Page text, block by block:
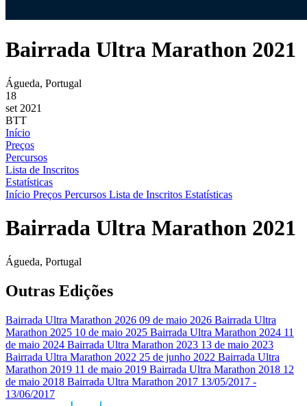
Bairrada Ultra Marathon 2021
Águeda, Portugal
18
set 2021
BTT
Início
Preços
Percursos
Lista de Inscritos
Estatísticas
Início Preços Percursos Lista de Inscritos Estatísticas
Bairrada Ultra Marathon 2021
Águeda, Portugal
Outras Edições
Bairrada Ultra Marathon 2026 09 de maio 2026 Bairrada Ultra
Marathon 2025 10 de maio 2025 Bairrada Ultra Marathon 2024 11
de maio 2024 Bairrada Ultra Marathon 2023 13 de maio 2023
Bairrada Ultra Marathon 2022 25 de junho 2022 Bairrada Ultra
Marathon 2019 11 de maio 2019 Bairrada Ultra Marathon 2018 12
de maio 2018 Bairrada Ultra Marathon 2017 13/05/2017 -
13/06/2017